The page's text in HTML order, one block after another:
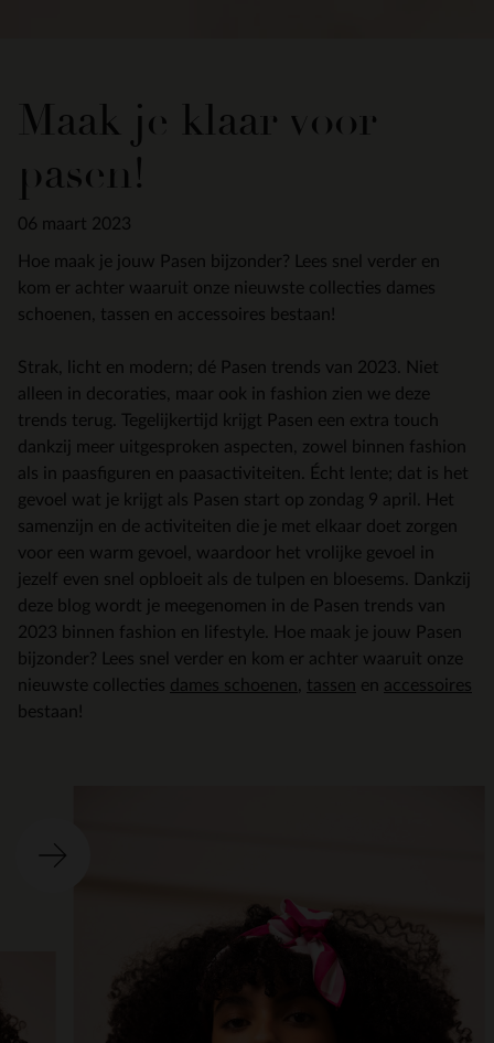
Maak je klaar voor
pasen!
06 maart 2023
Hoe maak je jouw Pasen bijzonder? Lees snel verder en
kom er achter waaruit onze nieuwste collecties dames
schoenen, tassen en accessoires bestaan!
Strak, licht en modern; dé Pasen trends van 2023. Niet
alleen in decoraties, maar ook in fashion zien we deze
trends terug. Tegelijkertijd krijgt Pasen een extra touch
dankzij meer uitgesproken aspecten, zowel binnen fashion
als in paasfiguren en paasactiviteiten. Écht lente; dat is het
gevoel wat je krijgt als Pasen start op zondag 9 april. Het
samenzijn en de activiteiten die je met elkaar doet zorgen
voor een warm gevoel, waardoor het vrolijke gevoel in
jezelf even snel opbloeit als de tulpen en bloesems. Dankzij
deze blog wordt je meegenomen in de Pasen trends van
2023 binnen fashion en lifestyle. Hoe maak je jouw Pasen
bijzonder? Lees snel verder en kom er achter waaruit onze
nieuwste collecties dames schoenen tassen en accessoires
bestaan!